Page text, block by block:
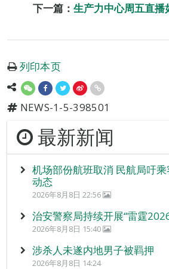
下一篇： 生产力中心周五直播
列印本页
NEWS-1-5-398501
最新新闻
机场部份航班取消 民航局吁
动态
2026年8月8日 22:56
治安警察局持续开展“雷霆
2026年8月8日 15:40
涉杀人未遂内地男子被羁押
2026年8月8日 14:24